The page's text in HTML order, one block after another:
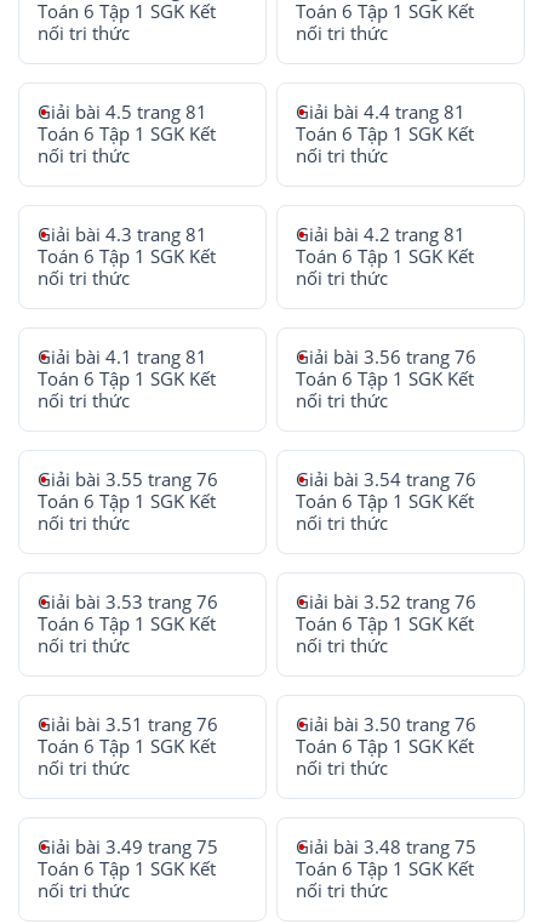
Toán 6 Tập 1 SGK Kết
nối tri thức
Toán 6 Tập 1 SGK Kết
nối tri thức
Giải bài 4.5 trang 81
Toán 6 Tập 1 SGK Kết
nối tri thức
Giải bài 4.4 trang 81
Toán 6 Tập 1 SGK Kết
nối tri thức
Giải bài 4.3 trang 81
Toán 6 Tập 1 SGK Kết
nối tri thức
Giải bài 4.2 trang 81
Toán 6 Tập 1 SGK Kết
nối tri thức
Giải bài 4.1 trang 81
Toán 6 Tập 1 SGK Kết
nối tri thức
Giải bài 3.56 trang 76
Toán 6 Tập 1 SGK Kết
nối tri thức
Giải bài 3.55 trang 76
Toán 6 Tập 1 SGK Kết
nối tri thức
Giải bài 3.54 trang 76
Toán 6 Tập 1 SGK Kết
nối tri thức
Giải bài 3.53 trang 76
Toán 6 Tập 1 SGK Kết
nối tri thức
Giải bài 3.52 trang 76
Toán 6 Tập 1 SGK Kết
nối tri thức
Giải bài 3.51 trang 76
Toán 6 Tập 1 SGK Kết
nối tri thức
Giải bài 3.50 trang 76
Toán 6 Tập 1 SGK Kết
nối tri thức
Giải bài 3.49 trang 75
Toán 6 Tập 1 SGK Kết
nối tri thức
Giải bài 3.48 trang 75
Toán 6 Tập 1 SGK Kết
nối tri thức